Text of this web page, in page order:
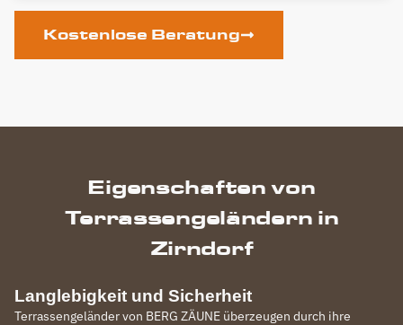
Kostenlose Beratung
Eigenschaften von
Terrassengeländern in
Zirndorf
Langlebigkeit und Sicherheit
Terrassengeländer von BERG ZÄUNE überzeugen durch ihre